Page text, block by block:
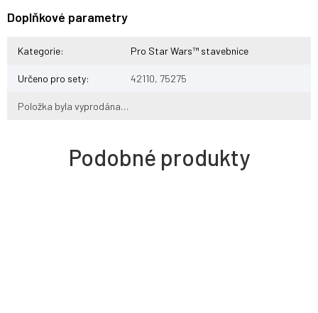
Doplňkové parametry
Kategorie: Pro Star Wars™ stavebnice
Určeno pro sety: 42110, 75275
Položka byla vyprodána…